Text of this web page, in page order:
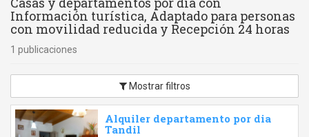
Información turística, Adaptado para personas
con movilidad reducida y Recepción 24 horas
1 publicaciones
Mostrar filtros
Alquiler departamento por dia
Tandil